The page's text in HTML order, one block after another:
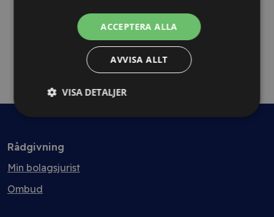
Rådgivning
Min bolagsjurist
Ombud
ACCEPTERA ALLA
AVVISA ALLT
VISA DETALJER